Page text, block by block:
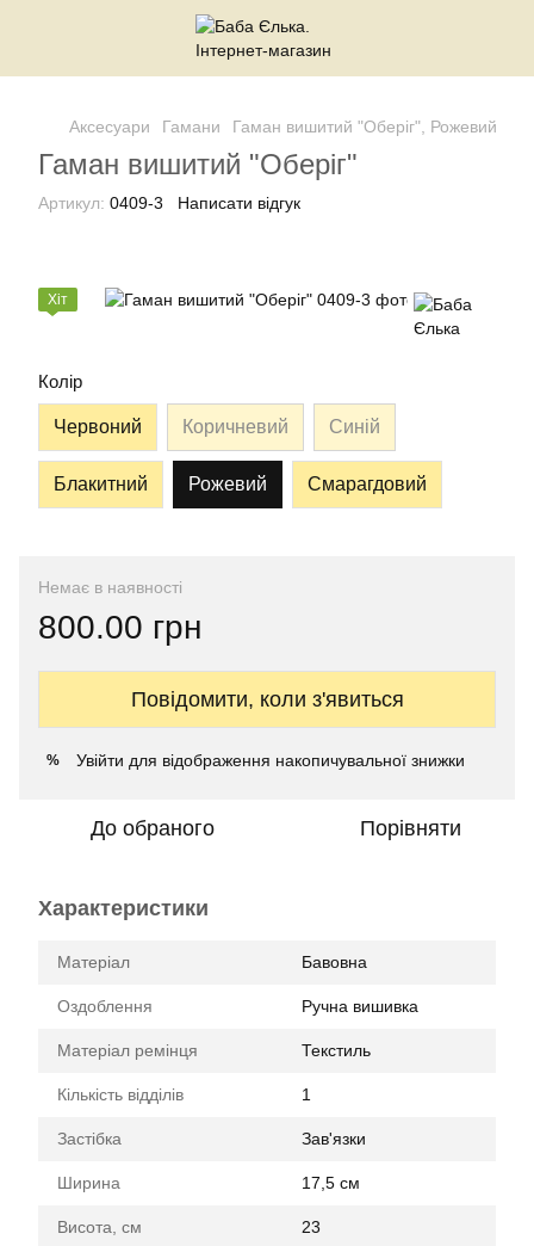
Аксесуари Гамани Гаман вишитий "Оберіг", Рожевий
Гаман вишитий "Оберіг"
Артикул: 0409-3 Написати відгук
Хіт
Колір
Червоний Коричневий Синій
Блакитний Рожевий Смарагдовий
Немає в наявності
800.00 грн
Повідомити, коли з'явиться
% Увійти для відображення накопичувальної знижки
До обраного Порівняти
Характеристики
Матеріал Бавовна
Оздоблення Ручна вишивка
Матеріал ремінця Текстиль
Кількість відділів 1
Застібка Зав'язки
Ширина 17,5 см
Висота, см 23